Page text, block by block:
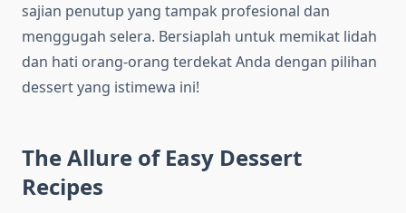
sajian penutup yang tampak profesional dan
menggugah selera. Bersiaplah untuk memikat lidah
dan hati orang-orang terdekat Anda dengan pilihan
dessert yang istimewa ini!
The Allure of Easy Dessert
Recipes